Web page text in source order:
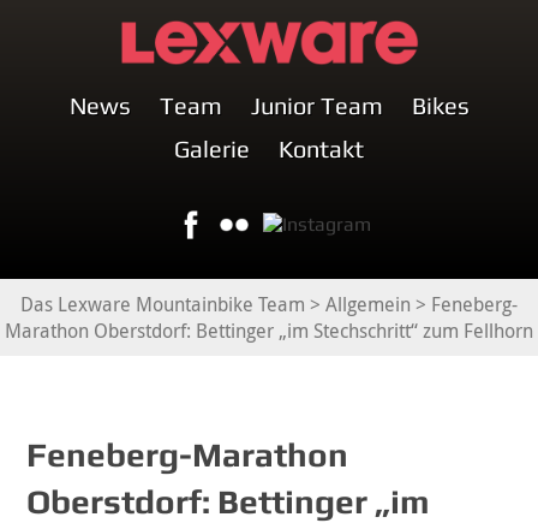
News Team Junior Team
Bikes
Galerie
Kontakt
Das Lexware Mountainbike Team > Allgemein > Feneberg-
Marathon Oberstdorf: Bettinger „im Stechschritt“ zum Fellhorn
Feneberg-Marathon
Oberstdorf: Bettinger „im